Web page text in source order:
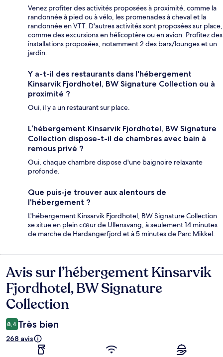
Venez profiter des activités proposées à proximité, comme la
randonnée à pied ou à vélo, les promenades à cheval et la
randonnée en VTT. D'autres activités sont proposées sur place,
comme des excursions en hélicoptère ou en avion. Profitez des
installations proposées, notamment 2 des bars/lounges et un
jardin.
Y a-t-il des restaurants dans l'hébergement
Kinsarvik Fjordhotel, BW Signature Collection ou à
proximité ?
Oui, il y a un restaurant sur place.
L’hébergement Kinsarvik Fjordhotel, BW Signature
Collection dispose-t-il de chambres avec bain à
remous privé ?
Oui, chaque chambre dispose d'une baignoire relaxante
profonde.
Que puis-je trouver aux alentours de
l'hébergement ?
L'hébergement Kinsarvik Fjordhotel, BW Signature Collection
se situe en plein cœur de Ullensvang, à seulement 14 minutes
de marche de Hardangerfjord et à 5 minutes de Parc Mikkel.
Avis
Avis sur l’hébergement Kinsarvik
Fjordhotel, BW Signature
Collection
8,4 Très bien
268 avis